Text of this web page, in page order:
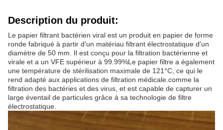
Description du produit:
Le papier filtrant bactérien viral est un produit en papier de forme
ronde fabriqué à partir d'un matériau filtrant électrostatique d'un
diamètre de 50 mm. Il est conçu pour la filtration bactérienne et
virale et a un VFE supérieur à 99.99%Le papier filtre a également
une température de stérilisation maximale de 121°C, ce qui le
rend adapté aux applications de filtration médicale.comme la
filtration des bactéries et des virus, et est capable de capturer un
large éventail de particules grâce à sa technologie de filtre
électrostatique.